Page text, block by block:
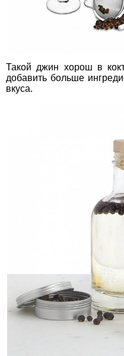
Такой джин хорош в
добавить больше
вкуса.